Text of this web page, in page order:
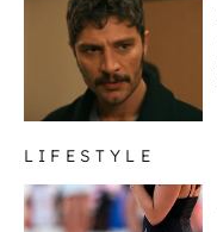
LIFESTYLE